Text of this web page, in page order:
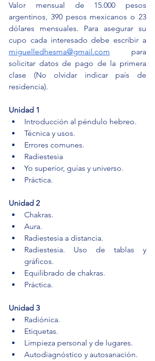
Valor mensual de 15.000 pesos
argentinos, 390 pesos mexicanos o 23
dólares mensuales. Para asegurar su
miguelledhesma@gmail.com para
solicitar datos de pago de la primera
clase (No olvidar indicar país de
residencia).
Unidad 1
Introducción al péndulo hebreo.
Técnica y usos.
Errores comunes.
Radiestesia
Yo superior, guías y universo.
Práctica.
Unidad 2
Chakras.
Aura.
Radiestesia a distancia.
Radiestesia. Uso de tablas y
gráficos.
Equilibrado de chakras.
Práctica.
Unidad 3
Radiónica.
Etiquetas.
Limpieza personal y de lugares.
Autodiagnóstico y autosanación.